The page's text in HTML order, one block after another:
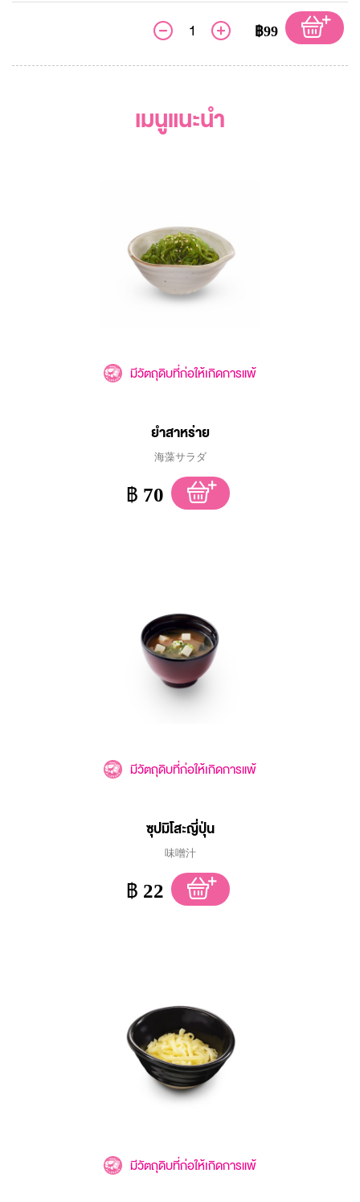
฿99
เมนูแนะนำ
มีวัตถุดิบที่ก่อให้เกิดการแพ้
ยำสาหร่าย
海藻サラダ
฿ 70
มีวัตถุดิบที่ก่อให้เกิดการแพ้
ซุปมิโสะญี่ปุ่น
味噌汁
฿ 22
มีวัตถุดิบที่ก่อให้เกิดการแพ้